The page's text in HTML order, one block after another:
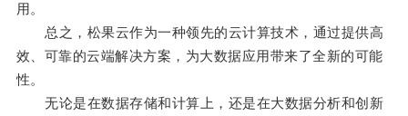
用。
总之，松果云作为一种领先的云计算技术，通过提供高
效、可靠的云端解决方案，为大数据应用带来了全新的可能
性。
无论是在数据存储和计算上，还是在大数据分析和创新